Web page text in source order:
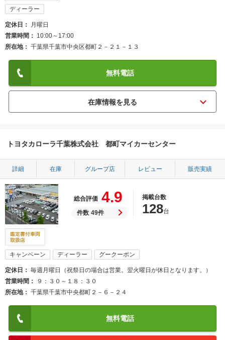
ディーラー
定休日
月曜日
営業時間
10:00～17:00
所在地
千葉県千葉市中央区都町２－２１－１３
無料電話
トヨタカローラ千葉株式会社 都町マイカーセンター
詳細 在庫 グループ店 レビュー 販売実績
総合評価 4.9
件数 49件
掲載台数
128台
キャンペーン ディーラー グークーポン
定休日
毎週月曜日（祝祭日の場合は営業。翌火曜日が休日となります。）
営業時間
９：３０～１８：３０
所在地
千葉県千葉市中央都町２－６－２４
無料電話